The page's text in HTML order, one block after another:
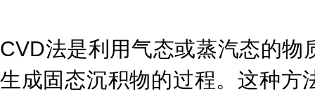
CVD法是利用气态或蒸汽态的
生成固态沉积物的过程。这种方